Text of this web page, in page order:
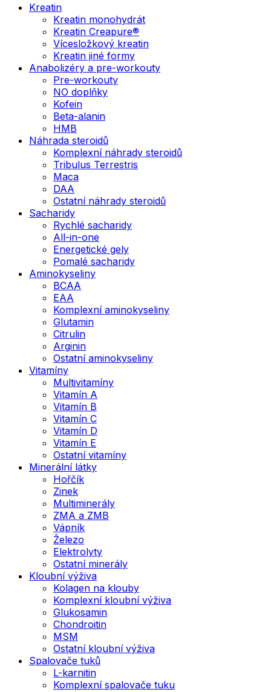
Kreatin
Kreatin monohydrát
Kreatin Creapure®
Vícesložkový kreatin
Kreatin jiné formy
Anabolizéry a pre-workouty
Pre-workouty
NO doplňky
Kofein
Beta-alanin
HMB
Náhrada steroidů
Komplexní náhrady steroidů
Tribulus Terrestris
Maca
DAA
Ostatní náhrady steroidů
Sacharidy
Rychlé sacharidy
All-in-one
Energetické gely
Pomalé sacharidy
Aminokyseliny
BCAA
EAA
Komplexní aminokyseliny
Glutamin
Citrulin
Arginin
Ostatní aminokyseliny
Vitamíny
Multivitamíny
Vitamín A
Vitamín B
Vitamín C
Vitamín D
Vitamín E
Ostatní vitamíny
Minerální látky
Hořčík
Zinek
Multiminerály
ZMA a ZMB
Vápník
Železo
Elektrolyty
Ostatní minerály
Kloubní výživa
Kolagen na klouby
Komplexní kloubní výživa
Glukosamin
Chondroitin
MSM
Ostatní kloubní výživa
Spalovače tuků
L-karnitin
Komplexní spalovače tuku